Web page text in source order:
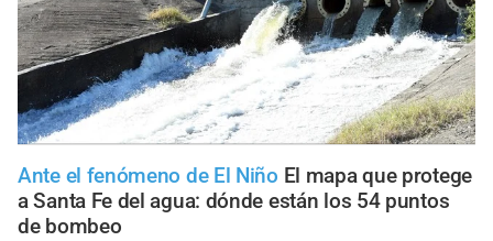
Ante el fenómeno de El Niño El mapa que protege
a Santa Fe del agua: dónde están los 54 puntos
de bombeo